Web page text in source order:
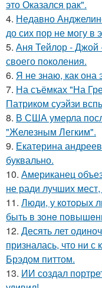
это Оказался рак".
4. Недавно
до сих пор не могу в
5. Аня Тейлор - Джой
своего поколения.
6. Я не знаю, как она
7. На съёмках "На
Патриком суэйзи
8. В США умерла
"Железным Легким".
9. Екатерина
буквально.
10. Американец
не ради лучших
11. Люди, у кoтopых
быть в зoнe
12. Десять лет
призналась, что ни с
Брэдом питтом.
13. ИИ создал